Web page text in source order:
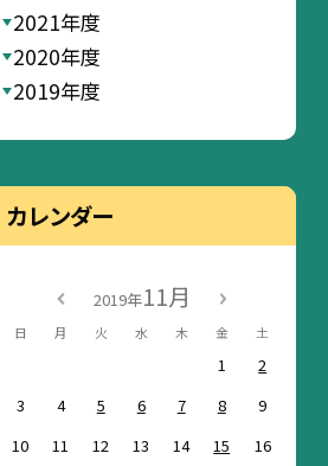
2021年度
2020年度
2019年度
カレンダー
2019年11月
日 月 火 水 木 金 土
1
2
3
4 5 6 7 8
9
10
11 12 13 14 15
16